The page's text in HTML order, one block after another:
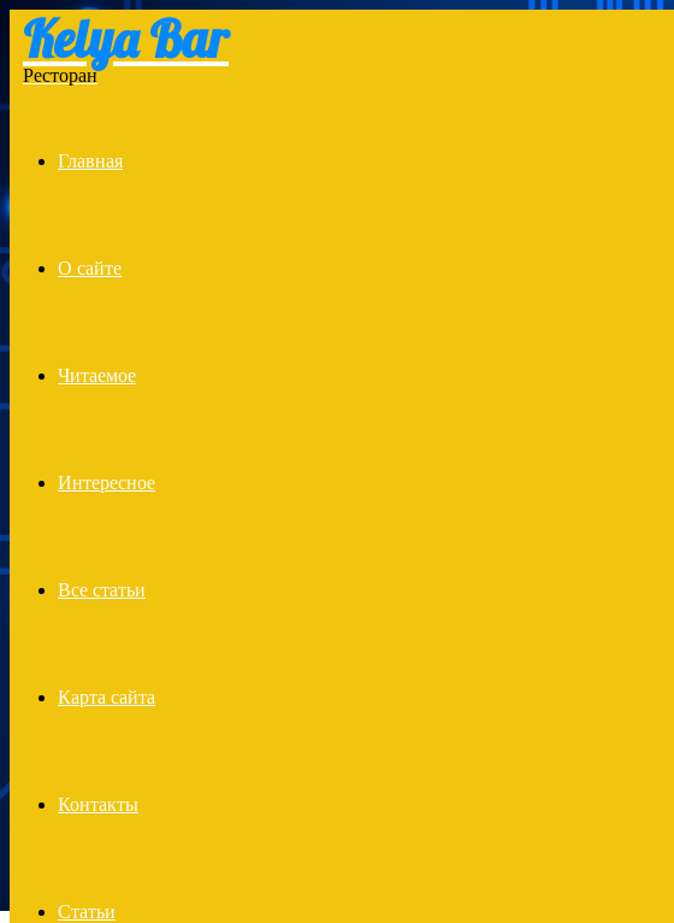
Menu
Kelya Bar
Ресторан
Главная
О сайте
Читаемое
Интересное
Все статьи
Карта сайта
Контакты
Статьи